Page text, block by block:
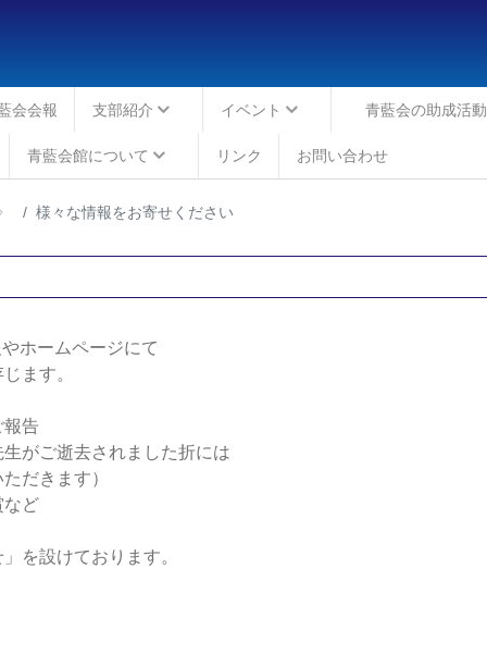
会会報 支部紹介 イベント 青藍会の助成活動
青藍会館について リンク お問い合わせ
様々な情報をお寄せください
ホームページにて
ます。
報告
がご逝去されました折には
だきます）
など
を設けております。